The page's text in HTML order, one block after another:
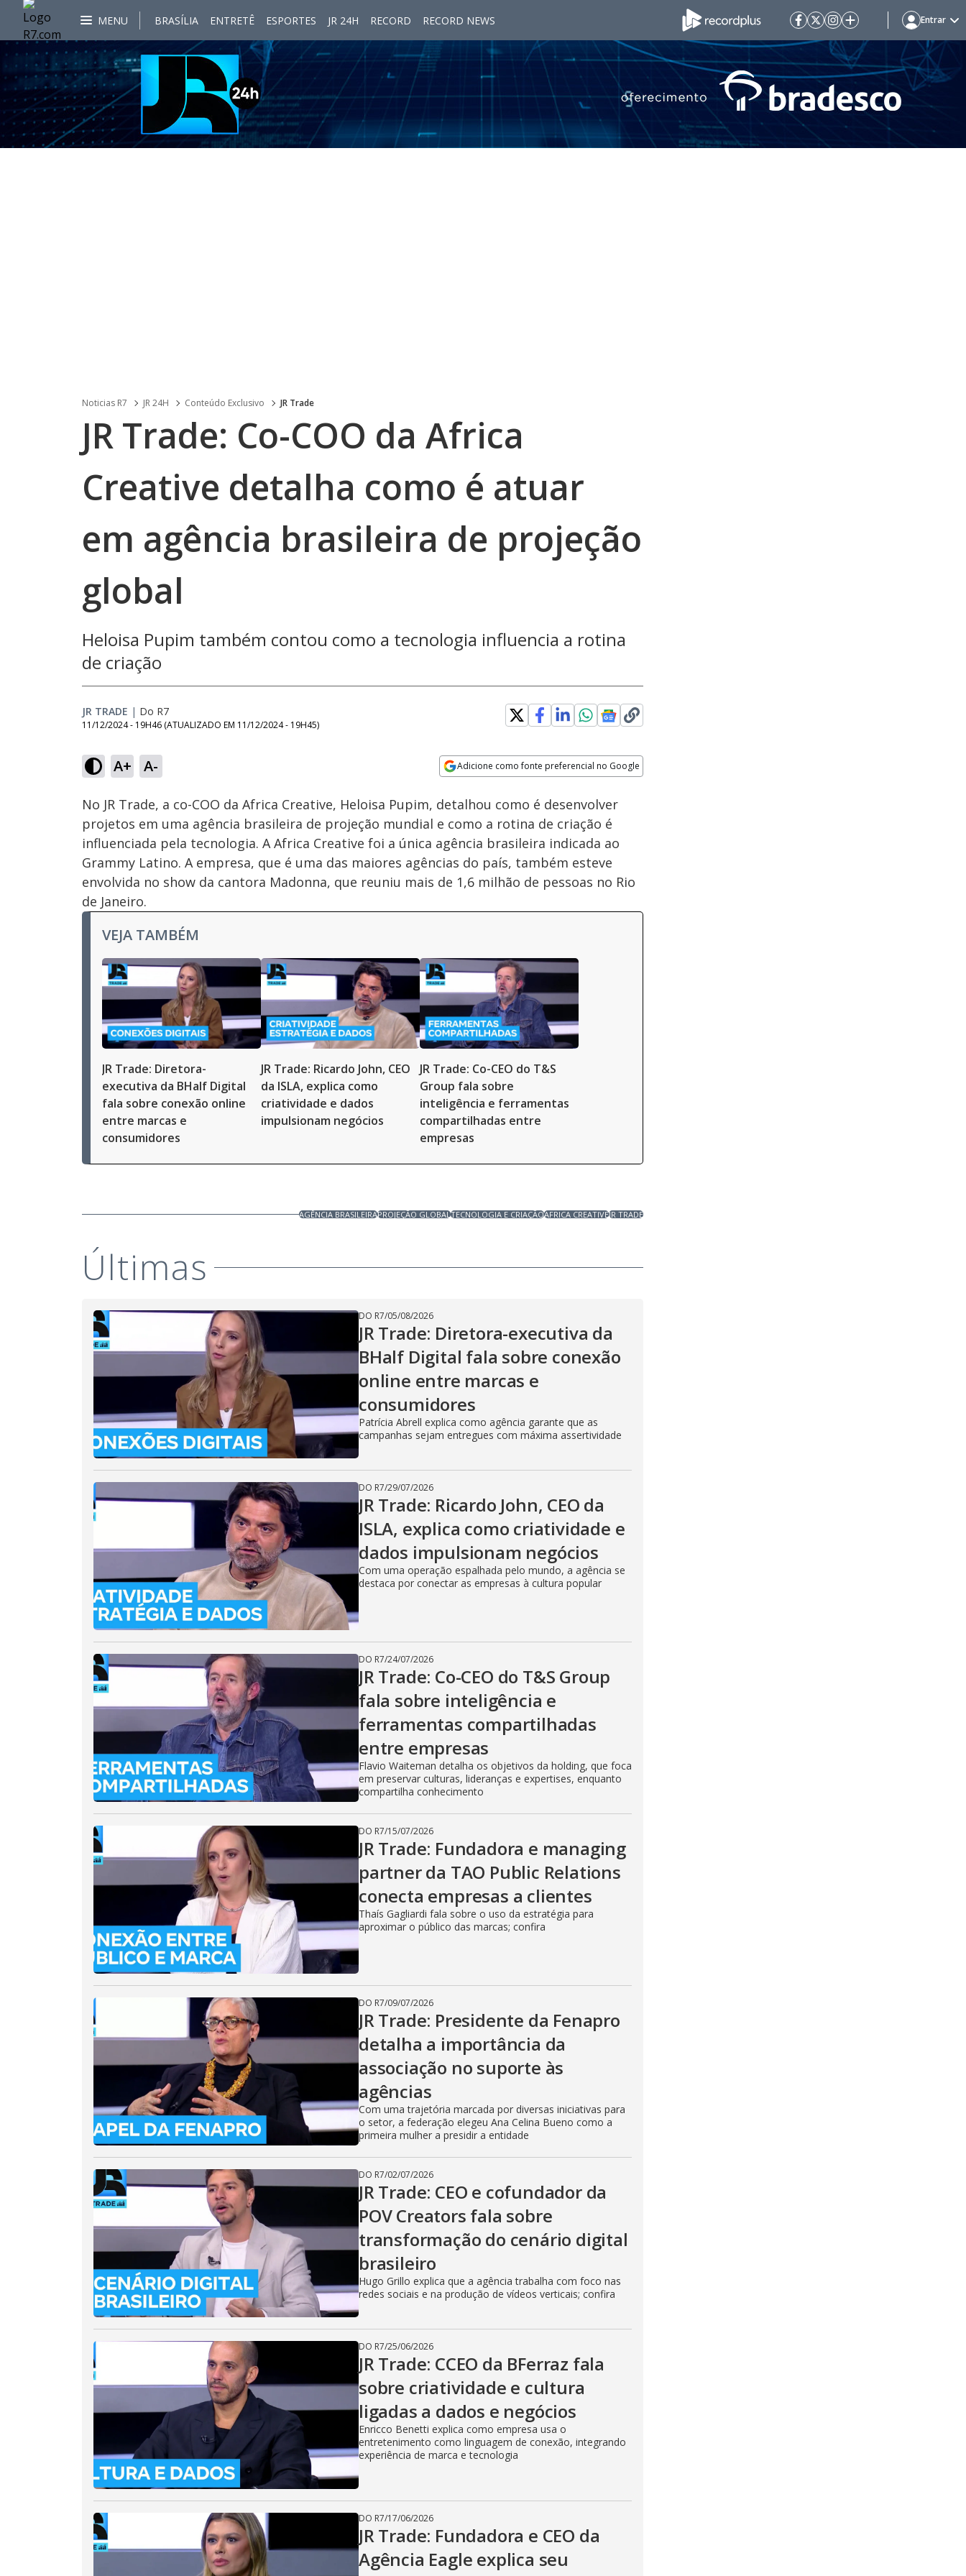
MENU BRASÍLIA ENTRETÊ ESPORTES JR 24H RECORD RECORD NEWS Entrar
Noticias R7 JR 24H Conteúdo Exclusivo JR Trade
JR Trade: Co-COO da Africa
Creative detalha como é atuar
em agência brasileira de projeção
global
Heloisa Pupim também contou como a tecnologia influencia a rotina
de criação
JR TRADE | Do R7
11/12/2024 - 19H46 (ATUALIZADO EM 11/12/2024 - 19H45)
A+ A- Adicione como fonte preferencial no Google
Ativar
Som
3.93%
Velocidade
No JR Trade, a co-COO da Africa Creative, Heloisa Pupim, detalhou como é desenvolver
projetos em uma agência brasileira de projeção mundial e como a rotina de criação é
influenciada pela tecnologia. A Africa Creative foi a única agência brasileira indicada ao
Grammy Latino. A empresa, que é uma das maiores agências do país, também esteve
envolvida no show da cantora Madonna, que reuniu mais de 1,6 milhão de pessoas no Rio
de Janeiro.
VEJA TAMBÉM
JR Trade: Diretora-
executiva da BHalf Digital
fala sobre conexão online
entre marcas e
consumidores
JR Trade: Ricardo John, CEO
da ISLA, explica como
criatividade e dados
impulsionam negócios
JR Trade: Co-CEO do T&S
Group fala sobre
inteligência e ferramentas
compartilhadas entre
empresas
AGÊNCIA BRASILEIRAPROJEÇÃO GLOBALTECNOLOGIA E CRIAÇÃOAFRICA CREATIVEJR TRADE
Últimas
DO R7/05/08/2026
JR Trade: Diretora-executiva da
BHalf Digital fala sobre conexão
online entre marcas e
consumidores
Patrícia Abrell explica como agência garante que as
campanhas sejam entregues com máxima assertividade
DO R7/29/07/2026
JR Trade: Ricardo John, CEO da
ISLA, explica como criatividade e
dados impulsionam negócios
Com uma operação espalhada pelo mundo, a agência se
destaca por conectar as empresas à cultura popular
DO R7/24/07/2026
JR Trade: Co-CEO do T&S Group
fala sobre inteligência e
ferramentas compartilhadas
entre empresas
Flavio Waiteman detalha os objetivos da holding, que foca
em preservar culturas, lideranças e expertises, enquanto
compartilha conhecimento
DO R7/15/07/2026
JR Trade: Fundadora e managing
partner da TAO Public Relations
conecta empresas a clientes
Thaís Gagliardi fala sobre o uso da estratégia para
aproximar o público das marcas; confira
DO R7/09/07/2026
JR Trade: Presidente da Fenapro
detalha a importância da
associação no suporte às
agências
Com uma trajetória marcada por diversas iniciativas para
o setor, a federação elegeu Ana Celina Bueno como a
primeira mulher a presidir a entidade
DO R7/02/07/2026
JR Trade: CEO e cofundador da
POV Creators fala sobre
transformação do cenário digital
brasileiro
Hugo Grillo explica que a agência trabalha com foco nas
redes sociais e na produção de vídeos verticais; confira
DO R7/25/06/2026
JR Trade: CCEO da BFerraz fala
sobre criatividade e cultura
ligadas a dados e negócios
Enricco Benetti explica como empresa usa o
entretenimento como linguagem de conexão, integrando
experiência de marca e tecnologia
DO R7/17/06/2026
JR Trade: Fundadora e CEO da
Agência Eagle explica seu